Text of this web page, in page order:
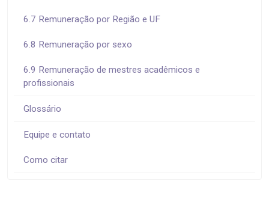
6.7 Remuneração por Região e UF
6.8 Remuneração por sexo
6.9 Remuneração de mestres acadêmicos e
profissionais
Glossário
Equipe e contato
Como citar